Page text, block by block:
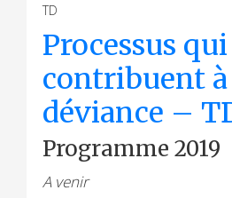
TD
Processus qui
contribuent
déviance –
Programme 2019
A venir